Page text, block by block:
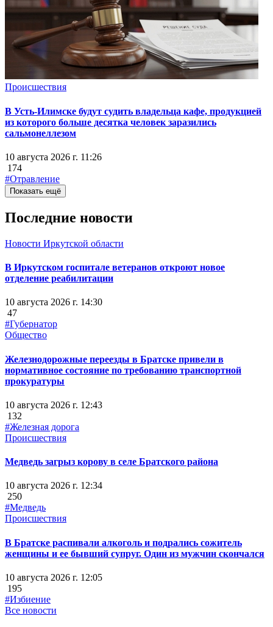
Происшествия
В Усть-Илимске будут судить владельца кафе, продукцией
из которого больше десятка человек заразились
сальмонеллезом
10 августа 2026 г. 11:26
174
#Отравление
Показать ещё
Последние новости
Новости Иркутской области
В Иркутском госпитале ветеранов откроют новое
отделение реабилитации
10 августа 2026 г. 14:30
47
#Губернатор
Общество
Железнодорожные переезды в Братске привели в
нормативное состояние по требованию транспортной
прокуратуры
10 августа 2026 г. 12:43
132
#Железная дорога
Происшествия
Медведь загрыз корову в селе Братского района
10 августа 2026 г. 12:34
250
#Медведь
Происшествия
В Братске распивали алкоголь и подрались сожитель
женщины и ее бывший супруг. Один из мужчин скончался
10 августа 2026 г. 12:05
195
#Избиение
Все новости